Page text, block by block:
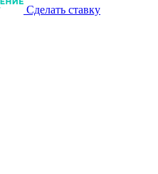
Сделать ставку